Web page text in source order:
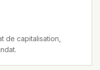
de capitalisation,